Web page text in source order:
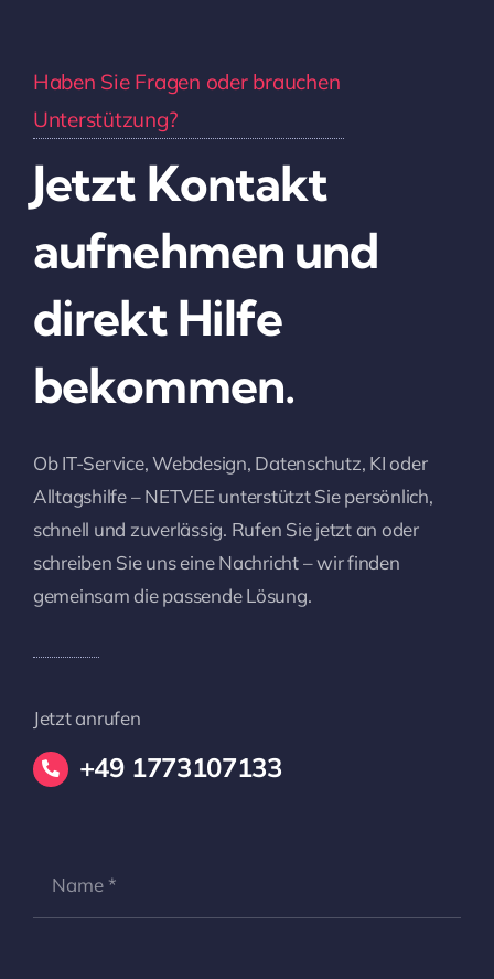
Haben Sie Fragen oder brauchen
Unterstützung?
Jetzt Kontakt
aufnehmen und
direkt Hilfe
bekommen.
Ob IT-Service, Webdesign, Datenschutz, KI oder
Alltagshilfe – NETVEE unterstützt Sie persönlich,
schnell und zuverlässig. Rufen Sie jetzt an oder
schreiben Sie uns eine Nachricht – wir finden
gemeinsam die passende Lösung.
Jetzt anrufen
+49 1773107133